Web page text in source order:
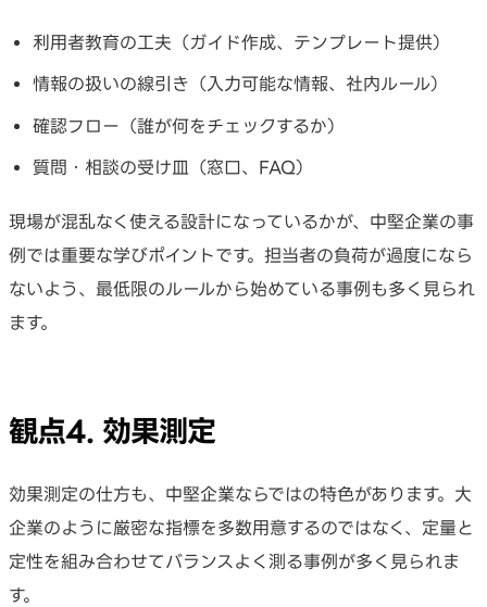
利用者教育の工夫（ガイド作成、テンプレート提供）
情報の扱いの線引き（入力可能な情報、社内ルール）
確認フロー（誰が何をチェックするか）
質問・相談の受け皿（窓口、FAQ）
現場が混乱なく使える設計になっているかが、中堅企業の事
例では重要な学びポイントです。担当者の負荷が過度になら
ないよう、最低限のルールから始めている事例も多く見られ
ます。
観点4. 効果測定
効果測定の仕方も、中堅企業ならではの特色があります。大
企業のように厳密な指標を多数用意するのではなく、定量と
定性を組み合わせてバランスよく測る事例が多く見られま
す。